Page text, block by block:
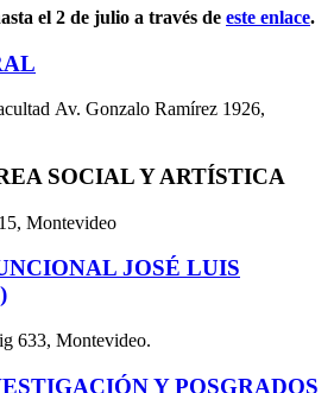
el 2 de julio a través de este enlace.
Av. Gonzalo Ramírez 1926,
SOCIAL Y ARTÍSTICA
Montevideo
JOSÉ LUIS
633, Montevideo.
Y POSGRADOS